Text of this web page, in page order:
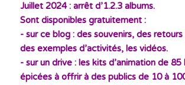
Juillet 2024 : arrêt d’1.2.3 albums.
Sont disponibles gratuitement :
- sur ce blog : des souvenirs, des
des exemples d’activités, les vidéos.
- sur un drive : les kits d’animation de 85
épicées à offrir à des publics de 10 à